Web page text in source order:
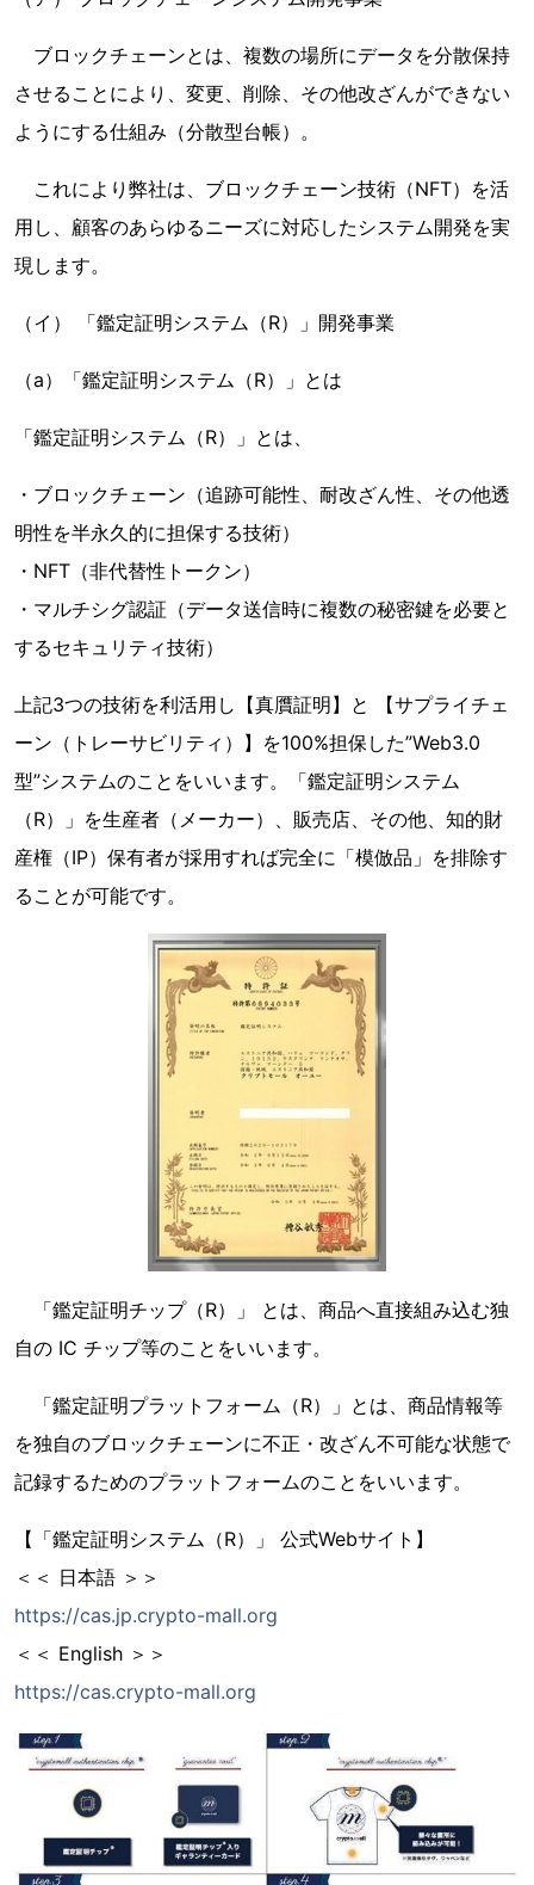
ブロックチェーンとは、複数の場所にデータを分散保持
させることにより、変更、削除、その他改ざんができない
ようにする仕組み（分散型台帳）。
これにより弊社は、ブロックチェーン技術（NFT）を活
用し、顧客のあらゆるニーズに対応したシステム開発を実
現します。
（イ） 「鑑定証明システム（R）」開発事業
（a）「鑑定証明システム（R）」とは
「鑑定証明システム（R）」とは、
・ブロックチェーン（追跡可能性、耐改ざん性、その他透
明性を半永久的に担保する技術）
・NFT（非代替性トークン）
・マルチシグ認証（データ送信時に複数の秘密鍵を必要と
するセキュリティ技術）
上記3つの技術を利活用し【真贋証明】と 【サプライチェ
ーン（トレーサビリティ）】を100%担保した”Web3.0
型”システムのことをいいます。「鑑定証明システム
（R）」を生産者（メーカー）、販売店、その他、知的財
産権（IP）保有者が採用すれば完全に「模倣品」を排除す
ることが可能です。
「鑑定証明チップ（R）」 とは、商品へ直接組み込む独
自の IC チップ等のことをいいます。
「鑑定証明プラットフォーム（R）」とは、商品情報等
を独自のブロックチェーンに不正・改ざん不可能な状態で
記録するためのプラットフォームのことをいいます。
【「鑑定証明システム（R）」 公式Webサイト】
＜＜ 日本語 ＞＞
https://cas.jp.crypto-mall.org
＜＜ English ＞＞
https://cas.crypto-mall.org